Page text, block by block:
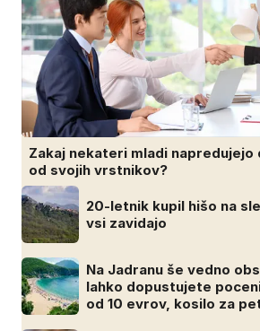
Zakaj nekateri mladi
od svojih vrstnikov?
20-letnik kupil hišo na
vsi zavidajo
Na Jadranu še vedno
lahko dopustujete
od 10 evrov, kosilo za